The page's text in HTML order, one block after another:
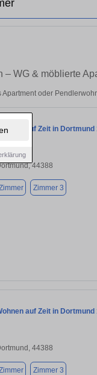
– WG & möblierte
oder
auf Zeit in Dortmund
44388
Zimmer 3
auf Zeit in Dortmund
44388
Zimmer 3